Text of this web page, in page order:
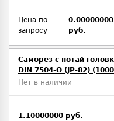
Цена по
запросу
0.00000000
руб.
Саморез с потай
DIN 7504-O (JP-82)
Нет в наличии
1.10000000 руб.